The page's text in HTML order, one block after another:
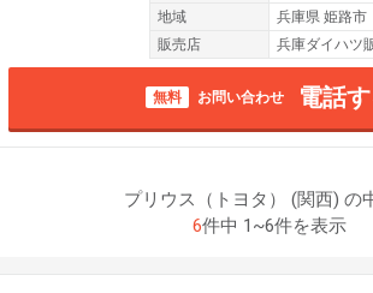
地域
兵庫県 姫路市
販売店
兵庫ダイハツ
無料 お問い合わせ 電話
プリウス（トヨタ） (関西) の
6件中 1~6件を表示